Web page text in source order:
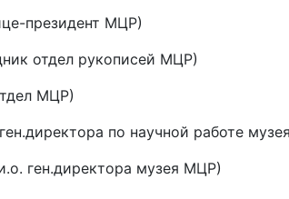
президент МЦР)
отдел рукописей МЦР)
МЦР)
по научной работе
ген.директора музея МЦР)